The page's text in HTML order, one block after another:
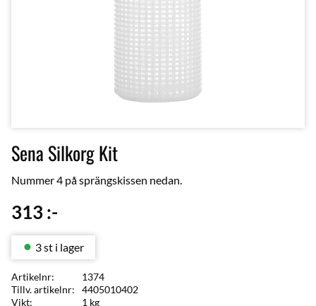
Sena Silkorg Kit
Nummer 4 på sprängskissen nedan.
313:-
3 st i lager
Artikelnr
1374
Tillv. artikelnr
4405010402
Vikt
1 kg